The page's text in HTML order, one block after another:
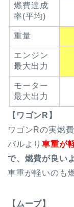
燃費達成
率(平均)
重量
エンジン
最大出力
モーター
最大出力
【ワゴンR】
ワゴンRの実燃
バルより車重が
で、燃費が良い
車重が軽いのも
【ムーブ】